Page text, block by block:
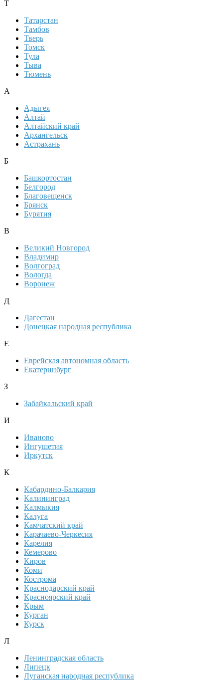
Т
Татарстан
Тамбов
Тверь
Томск
Тула
Тыва
Тюмень
А
Адыгея
Алтай
Алтайский край
Архангельск
Астрахань
Б
Башкортостан
Белгород
Благовещенск
Брянск
Бурятия
В
Великий Новгород
Владимир
Волгоград
Вологда
Воронеж
Д
Дагестан
Донецкая народная республика
Е
Еврейская автономная область
Екатеринбург
З
Забайкальский край
И
Иваново
Ингушетия
Иркутск
К
Кабардино-Балкария
Калининград
Калмыкия
Калуга
Камчатский край
Карачаево-Черкесия
Карелия
Кемерово
Киров
Коми
Кострома
Краснодарский край
Красноярский край
Крым
Курган
Курск
Л
Ленинградская область
Липецк
Луганская народная республика